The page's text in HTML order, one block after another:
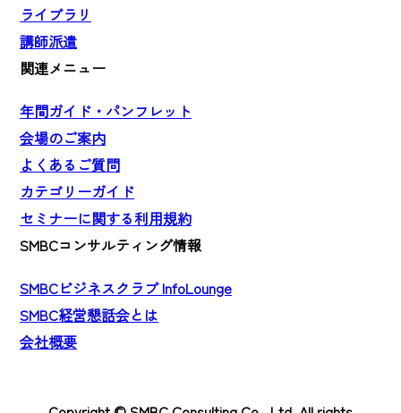
ライブラリ
講師派遣
関連メニュー
年間ガイド・パンフレット
会場のご案内
よくあるご質問
カテゴリーガイド
セミナーに関する利用規約
SMBCコンサルティング情報
SMBCビジネスクラブ InfoLounge
SMBC経営懇話会とは
会社概要